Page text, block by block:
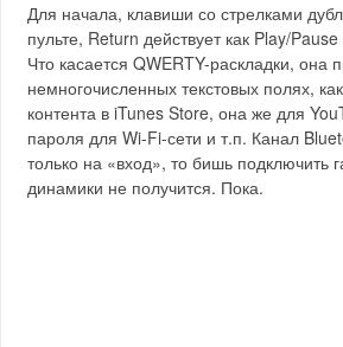
Для начала, клавиши со стрелками
пульте, Return действует как Play/
Что касается QWERTY-раскладки, она
немногочисленных текстовых полях,
контента в iTunes Store, она же для
пароля для Wi-Fi-сети и т.п. Канал
только на «вход», то бишь подключить
динамики не получится. Пока.